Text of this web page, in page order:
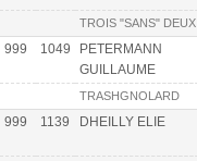
TROIS "SANS" DEUX
999 1049
PETERMANN
GUILLAUME
TRASHGNOLARD
999 1139 DHEILLY ELIE